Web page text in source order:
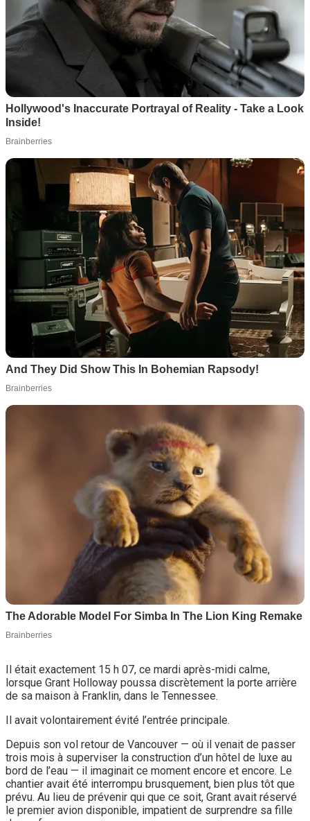
Il était exactement 15 h 07, ce mardi après-midi calme,
lorsque Grant Holloway poussa discrètement la porte arrière
de sa maison à Franklin, dans le Tennessee.
Il avait volontairement évité l’entrée principale.
Depuis son vol retour de Vancouver — où il venait de passer
trois mois à superviser la construction d’un hôtel de luxe au
bord de l’eau — il imaginait ce moment encore et encore. Le
chantier avait été interrompu brusquement, bien plus tôt que
prévu. Au lieu de prévenir qui que ce soit, Grant avait réservé
le premier avion disponible, impatient de surprendre sa fille